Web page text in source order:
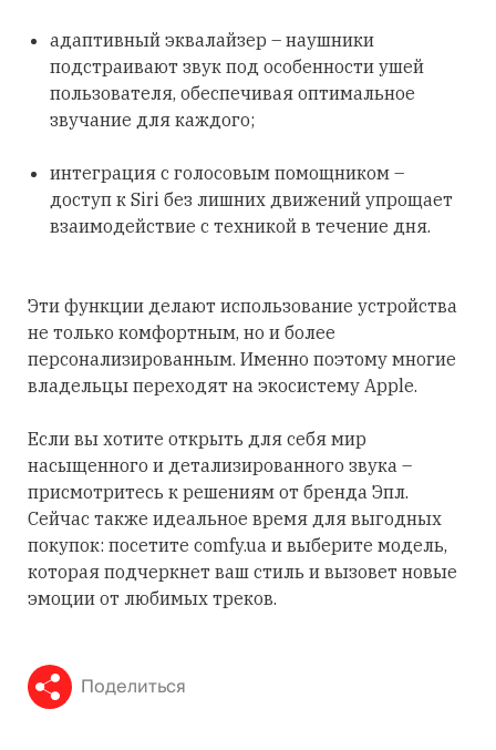
адаптивный эквалайзер – наушники
подстраивают звук под особенности ушей
пользователя, обеспечивая оптимальное
звучание для каждого;
интеграция с голосовым помощником –
доступ к Siri без лишних движений упрощает
взаимодействие с техникой в течение дня.
Эти функции делают использование устройства
не только комфортным, но и более
персонализированным. Именно поэтому многие
владельцы переходят на экосистему Apple.
Если вы хотите открыть для себя мир
насыщенного и детализированного звука –
присмотритесь к решениям от бренда Эпл.
Сейчас также идеальное время для выгодных
покупок: посетите comfy.ua и выберите модель,
которая подчеркнет ваш стиль и вызовет новые
эмоции от любимых треков.
Поделиться